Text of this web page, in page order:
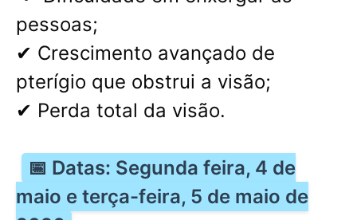
pessoas;
✔ Crescimento avançado de
pterígio que obstrui a visão;
✔ Perda total da visão.
📅 Datas: Segunda feira, 4 de
maio e terça-feira, 5 de maio de